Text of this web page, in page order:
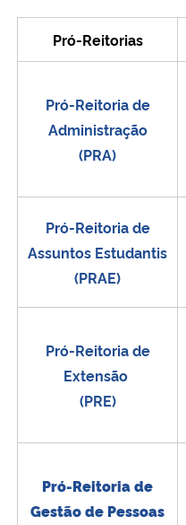
Pró-Reitorias
Pró-Reitoria de
Administração
(PRA)
Pró-Reitoria de
Assuntos Estudantis
(PRAE)
Pró-Reitoria de
Extensão
(PRE)
Pró-Reitoria de
Gestão de Pessoas